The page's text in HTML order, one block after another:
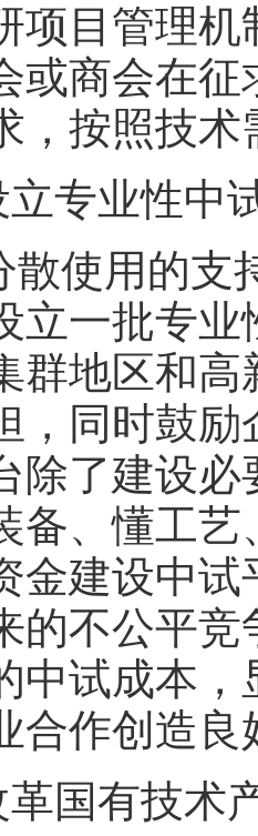
项目管理
或商会在
，按照技
立专业性中
散使用的支
立一批专
群地区和
，同时鼓
除了建设
备、懂工
金建设中
的不公平
中试成本
合作创造良
革国有技术